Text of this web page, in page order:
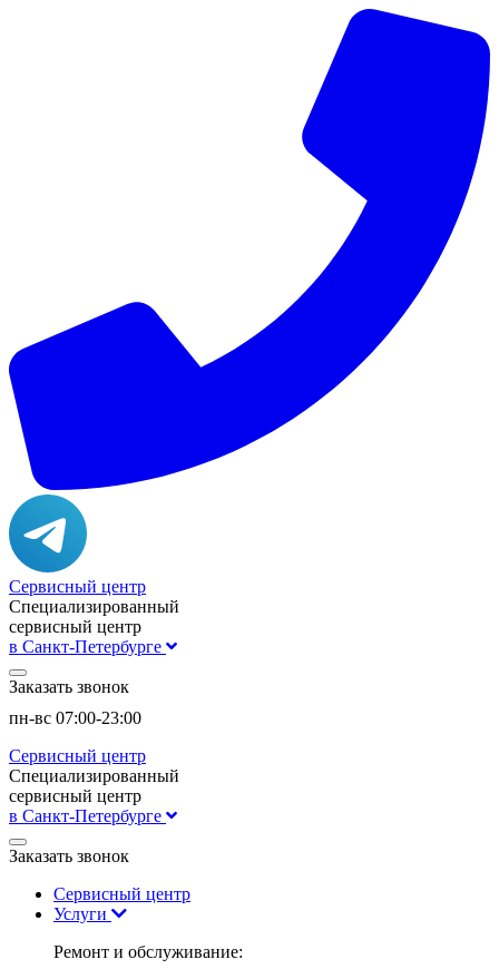
Сервисный центр
Специализированный
сервисный центр
в Санкт-Петербурге
Заказать звонок
пн-вс 07:00-23:00
Сервисный центр
Специализированный
сервисный центр
в Санкт-Петербурге
Заказать звонок
Сервисный центр
Услуги
Ремонт и обслуживание: